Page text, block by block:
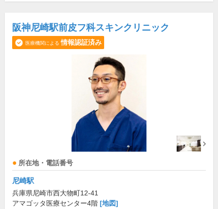
阪神尼崎駅前皮フ科スキンクリニック
医療機関による 情報認証済み
所在地・電話番号
尼崎駅
兵庫県尼崎市西大物町12-41
アマゴッタ医療センター4階 [地図]